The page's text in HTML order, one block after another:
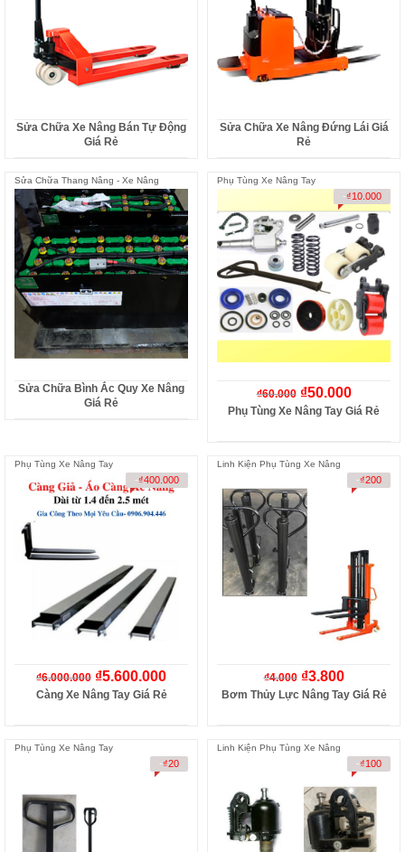
Sửa Chữa Xe Nâng Bán Tự Động
Giá Rẻ
Sửa Chữa Xe Nâng Đứng Lái Giá
Rẻ
Sửa Chữa Thang Nâng - Xe Nâng
Sửa Chữa Bình Ắc Quy Xe Nâng
Giá Rẻ
Phụ Tùng Xe Nâng Tay
-₫10.000
₫60.000 ₫50.000
Phụ Tùng Xe Nâng Tay Giá Rẻ
Phụ Tùng Xe Nâng Tay
-₫400.000
₫6.000.000 ₫5.600.000
Càng Xe Nâng Tay Giá Rẻ
Linh Kiện Phụ Tùng Xe Nâng
-₫200
₫4.000 ₫3.800
Bơm Thủy Lực Nâng Tay Giá Rẻ
Phụ Tùng Xe Nâng Tay
-₫20
Linh Kiện Phụ Tùng Xe Nâng
-₫100